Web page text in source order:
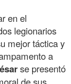
en el
legionarios
mejor táctica y
a
se presentó
de sus